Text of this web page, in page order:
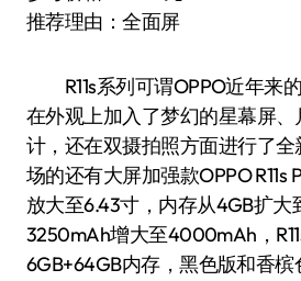
推荐理由：全面屏
R11s系列可谓OPPO近年来
在外观上加入了梦幻的星幕屏
计，还在双摄拍照方面进行了
场的还有大屏加强款OPPO R11s
放大至6.43寸，内存从4GB扩大
3250mAh增大至4000mAh，
6GB+64GB内存，黑色版和香槟